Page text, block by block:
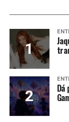
Dá